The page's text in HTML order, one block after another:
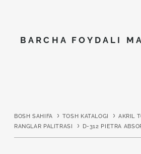
BARCHA FOYDALI
BOSH SAHIFA TOSH KATALOGI AKRIL
RANGLAR PALITRASI
D-312 PIETRA